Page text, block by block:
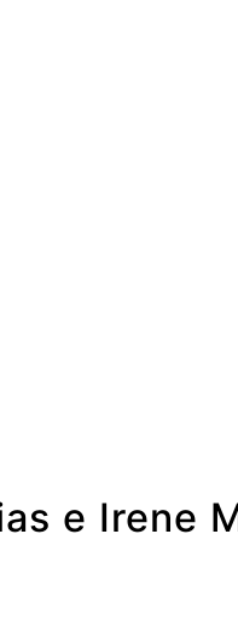
e Irene